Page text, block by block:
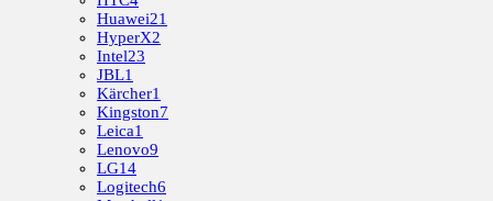
Huawei21
HyperX2
Intel23
JBL1
Kärcher1
Kingston7
Leica1
Lenovo9
LG14
Logitech6